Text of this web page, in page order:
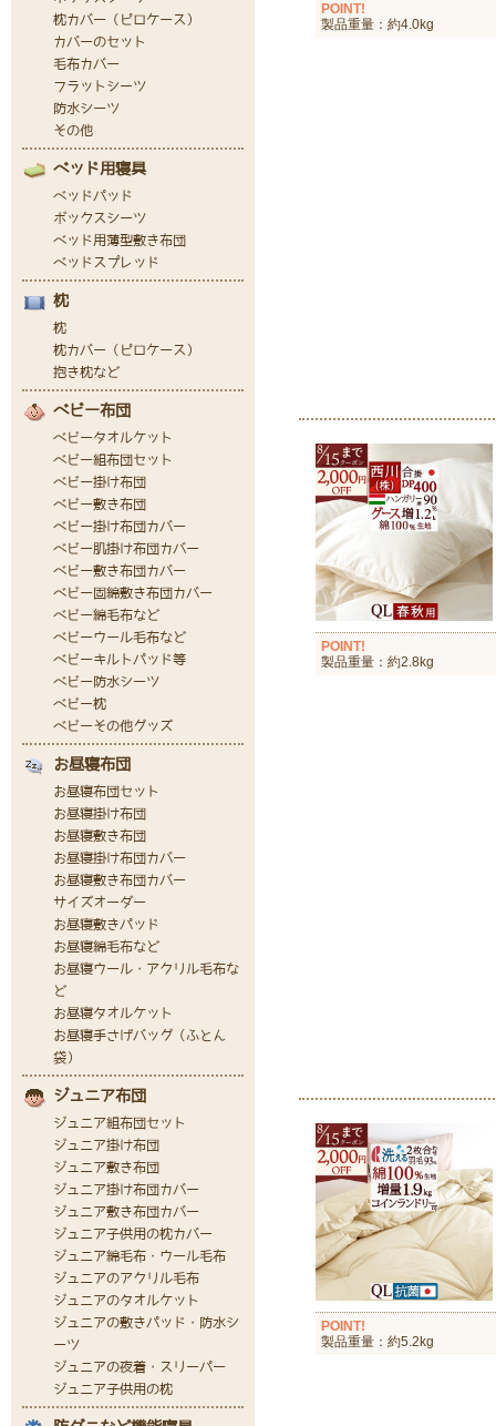
POINT!
製品重量：約4.0kg
POINT!
製品重量：約2.8kg
POINT!
製品重量：約5.2kg